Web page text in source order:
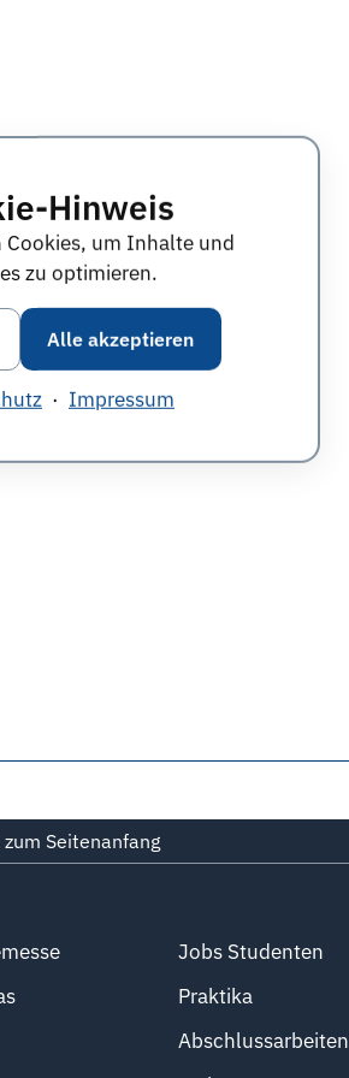
Hinweis
Cookies, um Inhalte und
zu optimieren.
Alle akzeptieren
· Impressum
Seitenanfang
Jobs Studenten
Praktika
Abschlussarbeiten